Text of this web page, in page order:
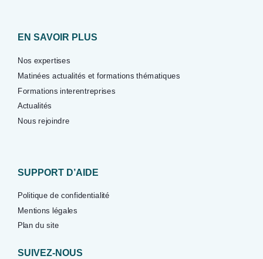
EN SAVOIR PLUS
Nos expertises
Matinées actualités et formations thématiques
Formations interentreprises
Actualités
Nous rejoindre
SUPPORT D’AIDE
Politique de confidentialité
Mentions légales
Plan du site
SUIVEZ-NOUS